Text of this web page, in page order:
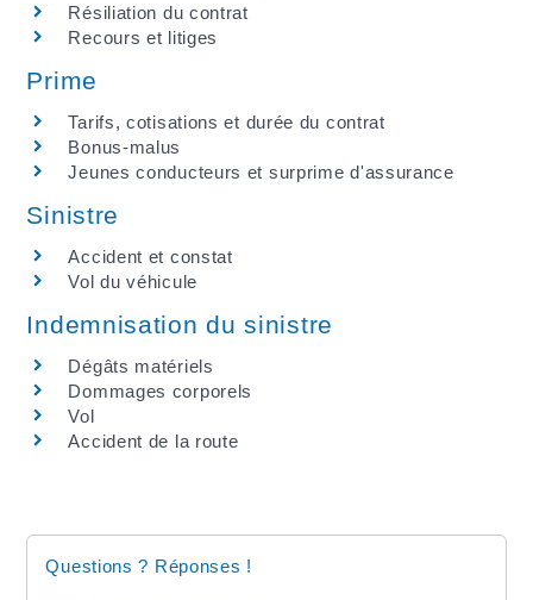
Résiliation du contrat
Recours et litiges
Prime
Tarifs, cotisations et durée du contrat
Bonus-malus
Jeunes conducteurs et surprime d'assurance
Sinistre
Accident et constat
Vol du véhicule
Indemnisation du sinistre
Dégâts matériels
Dommages corporels
Vol
Accident de la route
Questions ? Réponses !